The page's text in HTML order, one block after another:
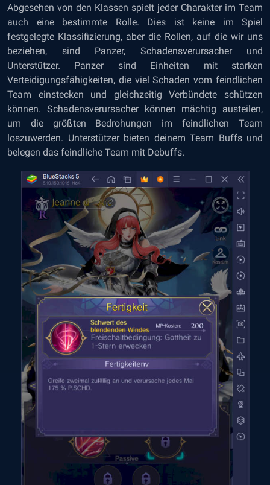
Abgesehen von den Klassen spielt jeder Charakter im Team
auch eine bestimmte Rolle. Dies ist keine im Spiel
festgelegte Klassifizierung, aber die Rollen, auf die wir uns
beziehen, sind Panzer, Schadensverursacher und
Unterstützer. Panzer sind Einheiten mit starken
Verteidigungsfähigkeiten, die viel Schaden vom feindlichen
Team einstecken und gleichzeitig Verbündete schützen
können. Schadensverursacher können mächtig austeilen,
um die größten Bedrohungen im feindlichen Team
loszuwerden. Unterstützer bieten deinem Team Buffs und
belegen das feindliche Team mit Debuffs.